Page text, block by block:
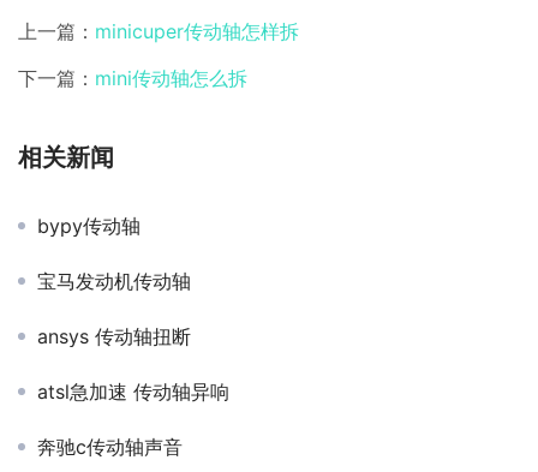
上一篇： minicuper传动轴怎样拆
下一篇： mini传动轴怎么拆
相关新闻
bypy传动轴
宝马发动机传动轴
ansys 传动轴扭断
atsl急加速 传动轴异响
奔驰c传动轴声音